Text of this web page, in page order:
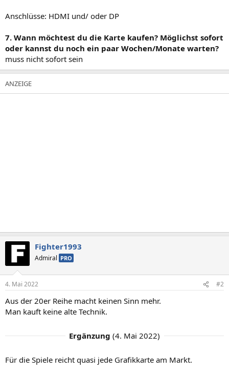
Anschlüsse: HDMI und/ oder DP
7. Wann möchtest du die Karte kaufen? Möglichst sofort
oder kannst du noch ein paar Wochen/Monate warten?
muss nicht sofort sein
Fighter1993
Admiral PRO
4. Mai 2022 #2
Aus der 20er Reihe macht keinen Sinn mehr.
Man kauft keine alte Technik.
Ergänzung (4. Mai 2022)
Für die Spiele reicht quasi jede Grafikkarte am Markt.